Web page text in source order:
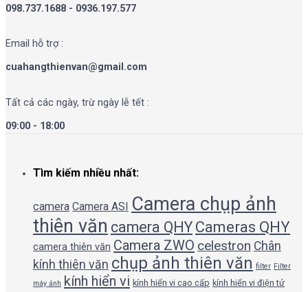
098.737.1688 - 0936.197.577
Email hỗ trợ :
cuahangthienvan@gmail.com
Tất cả các ngày, trừ ngày lễ tết :
09:00 - 18:00
Tìm kiếm nhiều nhất:
camera Camera ASI
Camera chụp ảnh
thiên văn camera QHY Cameras QHY
camera thiên văn Camera ZWO celestron Chân
kính thiên văn chụp ảnh thiên văn filter Filter
máy ảnh kính hiển vi kính hiển vi cao cấp kính hiển vi điện tử